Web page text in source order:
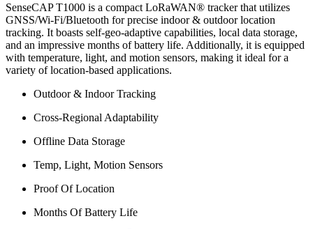
SenseCAP T1000 is a compact LoRaWAN® tracker that utilizes
GNSS/Wi-Fi/Bluetooth for precise indoor & outdoor location
tracking. It boasts self-geo-adaptive capabilities, local data storage,
and an impressive months of battery life. Additionally, it is equipped
with temperature, light, and motion sensors, making it ideal for a
variety of location-based applications.
Outdoor & Indoor Tracking
Cross-Regional Adaptability
Offline Data Storage
Temp, Light, Motion Sensors
Proof Of Location
Months Of Battery Life